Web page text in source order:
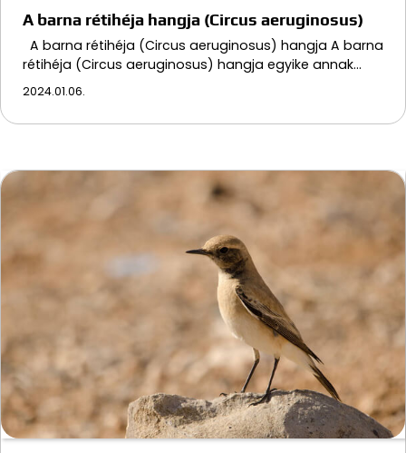
A barna rétihéja hangja (Circus aeruginosus)
A barna rétihéja (Circus aeruginosus) hangja A barna
rétihéja (Circus aeruginosus) hangja egyike annak…
2024.01.06.